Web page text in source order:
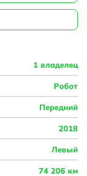
1 владелец
Робот
Передний
2018
Левый
74 206 км